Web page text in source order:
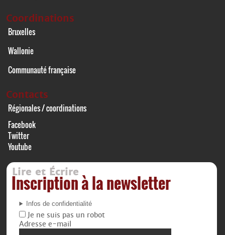
Coordinations
Bruxelles
Wallonie
Communauté française
Contacts
Régionales / coordinations
Facebook
Twitter
Youtube
Lire et Écrire
Inscription à la newsletter
Infos de confidentialité
Je ne suis pas un robot
Adresse e-mail